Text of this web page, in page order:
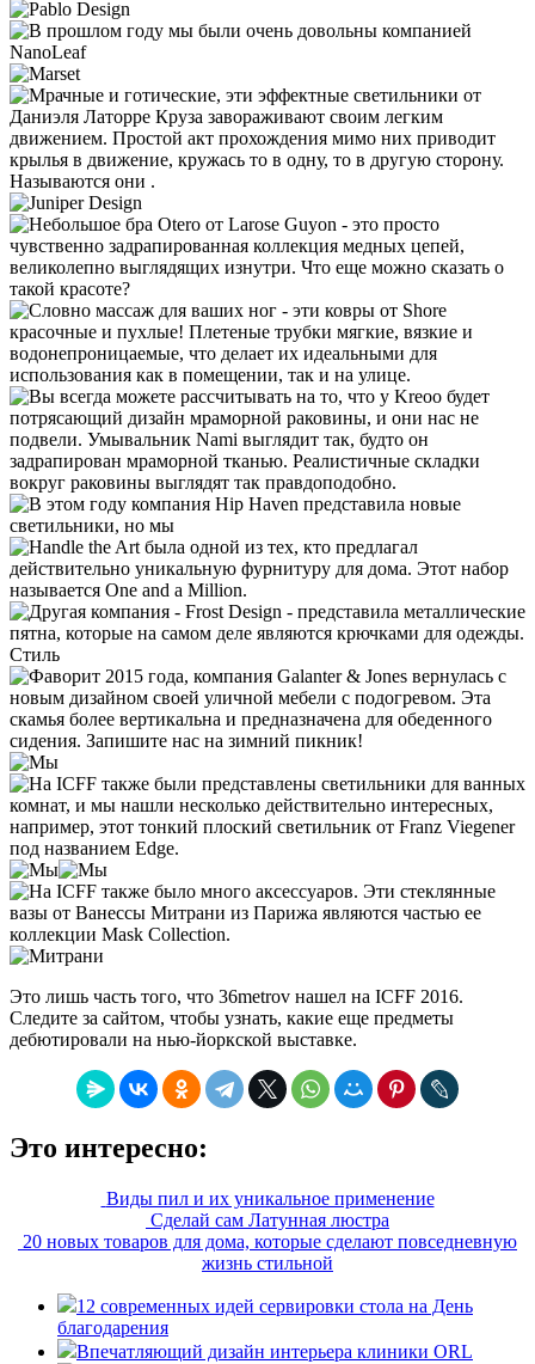
Это лишь часть того, что 36metrov нашел на ICFF 2016.
Следите за сайтом, чтобы узнать, какие еще предметы
дебютировали на нью-йоркской выставке.
Это интересно:
Виды пил и их уникальное применение
Сделай сам Латунная люстра
20 новых товаров для дома, которые сделают повседневную
жизнь стильной
12 современных идей сервировки стола на День
благодарения
Впечатляющий дизайн интерьера клиники ORL